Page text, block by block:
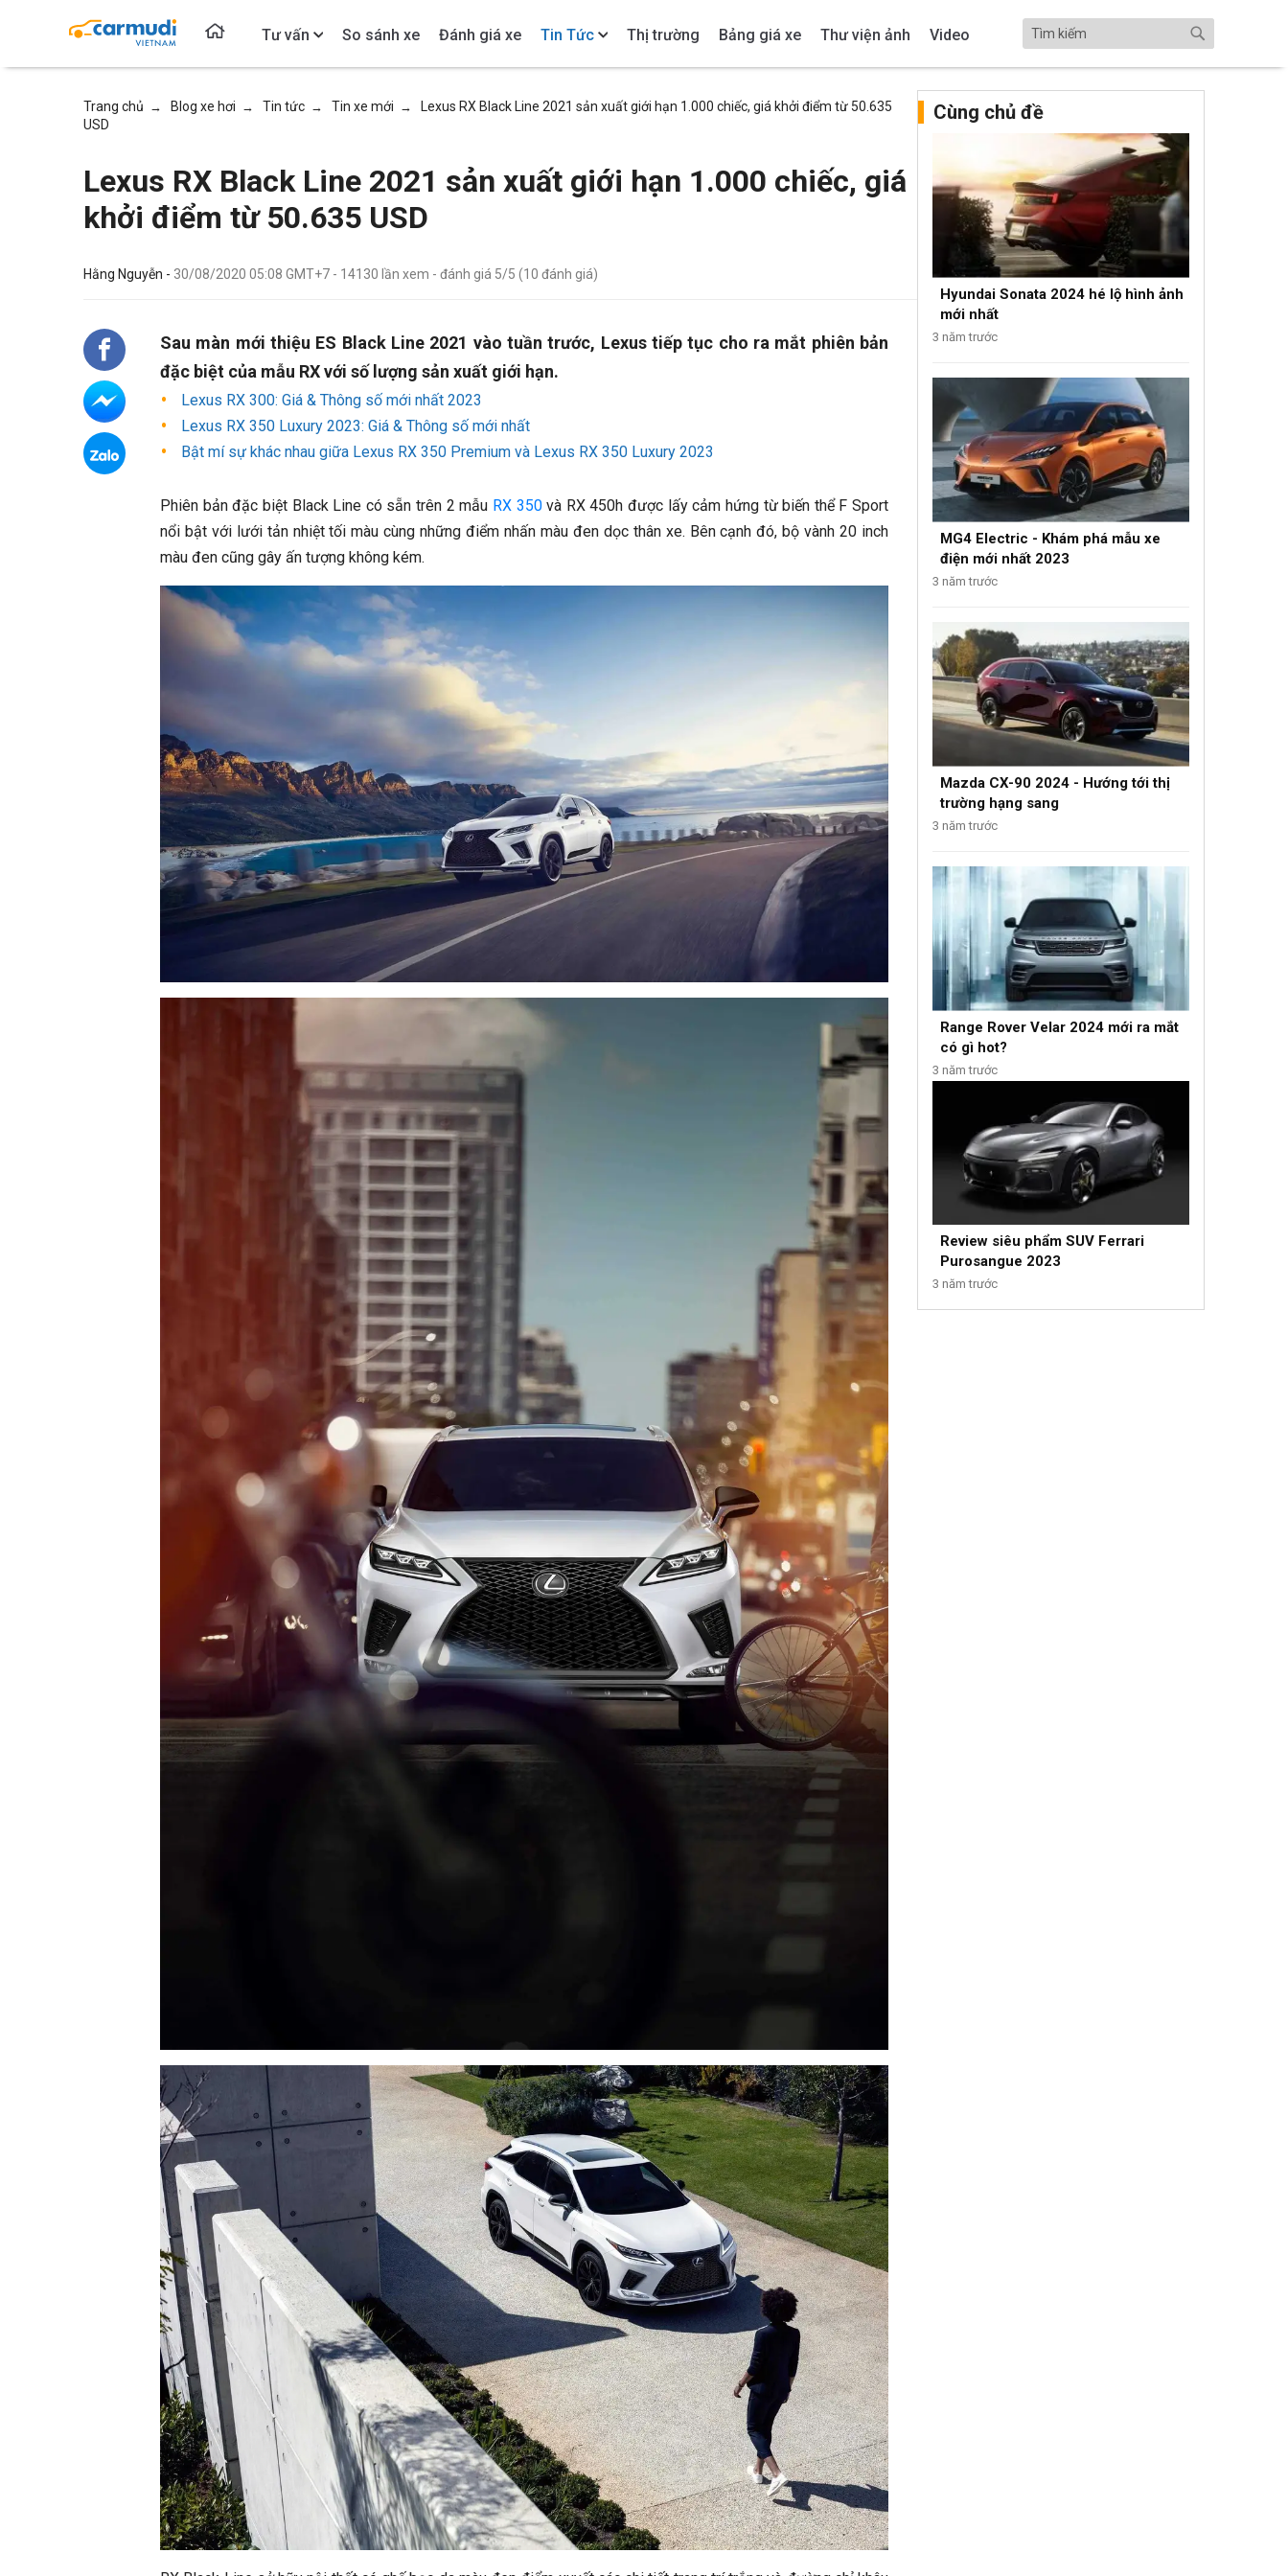
Tư vấn So sánh xe Đánh giá xe Tin Tức Thị trường Bảng giá xe Thư viện ảnh Video
Trang chủ → Blog xe hơi → Tin tức → Tin xe mới →
Lexus RX Black Line 2021 sản xuất giới hạn 1.000 chiếc, giá khởi điểm từ 50.635
USD
Lexus RX Black Line 2021 sản xuất giới hạn 1.000 chiếc, giá
khởi điểm từ 50.635 USD
Hằng Nguyễn - 30/08/2020 05:08 GMT+7 - 14130 lần xem - đánh giá 5/5 (10 đánh giá)
Sau màn mới thiệu ES Black Line 2021 vào tuần trước, Lexus tiếp tục cho ra mắt phiên bản
đặc biệt của mẫu RX với số lượng sản xuất giới hạn.
Lexus RX 300: Giá & Thông số mới nhất 2023
Lexus RX 350 Luxury 2023: Giá & Thông số mới nhất
Bật mí sự khác nhau giữa Lexus RX 350 Premium và Lexus RX 350 Luxury 2023
Phiên bản đặc biệt Black Line có sẵn trên 2 mẫu RX 350và RX 450h được lấy cảm hứng từ biến thể F Sport
nổi bật với lưới tản nhiệt tối màu cùng những điểm nhấn màu đen dọc thân xe. Bên cạnh đó, bộ vành 20 inch
màu đen cũng gây ấn tượng không kém.
Cùng chủ đề
Hyundai Sonata 2024 hé lộ hình ảnh
mới nhất
3 năm trước
MG4 Electric - Khám phá mẫu xe
điện mới nhất 2023
3 năm trước
Mazda CX-90 2024 - Hướng tới thị
trường hạng sang
3 năm trước
Range Rover Velar 2024 mới ra mắt
có gì hot?
3 năm trước
Review siêu phẩm SUV Ferrari
Purosangue 2023
3 năm trước